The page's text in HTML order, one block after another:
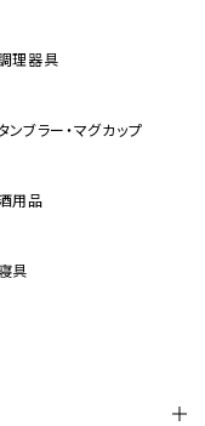
理器具
ンブラー・マグカップ
用品
具